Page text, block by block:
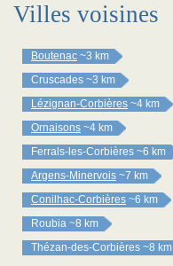
Villes voisines
Boutenac ~3 km
Cruscades ~3 km
Lézignan-Corbières ~4 km
Ornaisons ~4 km
Ferrals-les-Corbières ~6 km
Argens-Minervois ~7 km
Conilhac-Corbières ~6 km
Roubia ~8 km
Thézan-des-Corbières ~8 km